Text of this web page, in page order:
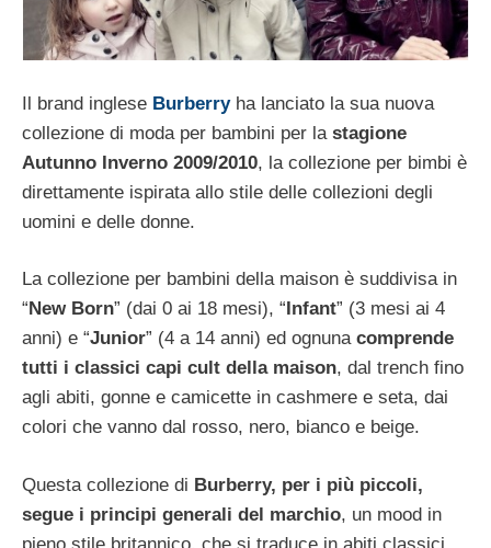
Il brand inglese Burberryha lanciato la sua nuova
collezione di moda per bambini per la stagione
Autunno Inverno 2009/2010, la collezione per bimbi è
direttamente ispirata allo stile delle collezioni degli
uomini e delle donne.
La collezione per bambini della maison è suddivisa in
“ New Born” (dai 0 ai 18 mesi), “ Infant” (3 mesi ai 4
anni) e “Junior” (4 a 14 anni) ed ognuna comprende
tutti i classici capi cult della maison, dal trench fino
agli abiti, gonne e camicette in cashmere e seta, dai
colori che vanno dal rosso, nero, bianco e beige.
Questa collezione di Burberry, per i più piccoli,
segue i principi generali del marchio, un mood in